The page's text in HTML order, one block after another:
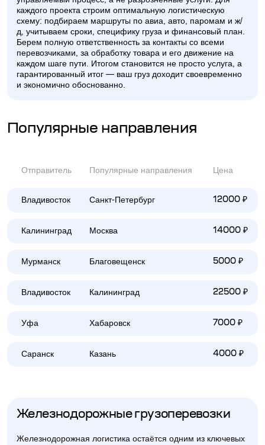
каждого проекта строим оптимальную логистическую
схему: подбираем маршруты по авиа, авто, паромам и ж/
д, учитываем сроки, специфику груза и финансовый план.
Берем полную ответственность за контакты со всеми
перевозчиками, за обработку товара и его движение на
каждом шаге пути. Итогом становится не просто услуга, а
гарантированный итог — ваш груз доходит своевременно
и экономично обоснованно.
Популярные направления
Отправитель Популярные направления Цена
Владивосток Санкт-Петербург 12000 ₽
Калининград Москва 14000 ₽
Мурманск Благовещенск 5000 ₽
Владивосток Калининград 22500 ₽
Уфа Хабаровск 7000 ₽
Саранск Казань 4000 ₽
Железнодорожные грузоперевозки
Железнодорожная логистика остаётся одним из ключевых